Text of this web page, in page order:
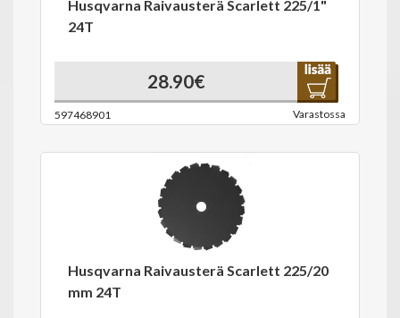
Husqvarna Raivausterä Scarlett 225/1"
24T
28.90€
597468901 Varastossa
Husqvarna Raivausterä Scarlett 225/20
mm 24T